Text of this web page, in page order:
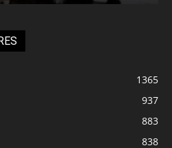
1365
937
883
838